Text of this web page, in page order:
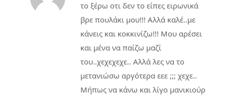
το ξέρω οτι δεν το είπες ειρωνικά
βρε πουλάκι μου!!! Αλλά καλέ..με
κάνεις και κοκκινίζω!!! Μου αρέσει
και μένα να παίζω μαζί
του..χεχεχεχε.. Αλλά λες να το
μετανιώσω αργότερα εεε ;;; χεχε..
Μήπως να κάνω και λίγο μανικιούρ